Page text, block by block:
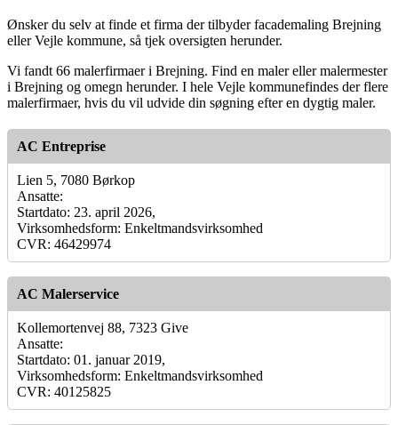
Ønsker du selv at finde et firma der tilbyder facademaling Brejning
eller Vejle kommune, så tjek oversigten herunder.
Vi fandt 66 malerfirmaer i Brejning. Find en maler eller malermester
i Brejning og omegn herunder. I hele Vejle kommunefindes der flere
malerfirmaer, hvis du vil udvide din søgning efter en dygtig maler.
AC Entreprise
Lien 5, 7080 Børkop
Ansatte:
Startdato: 23. april 2026,
Virksomhedsform: Enkeltmandsvirksomhed
CVR: 46429974
AC Malerservice
Kollemortenvej 88, 7323 Give
Ansatte:
Startdato: 01. januar 2019,
Virksomhedsform: Enkeltmandsvirksomhed
CVR: 40125825